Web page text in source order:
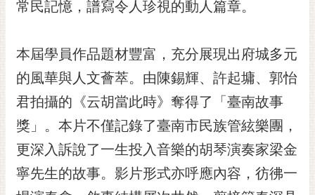
訂
子
報
市
民
信
箱
English
常民記憶，譜寫令人珍視的動人篇章。
本屆學員作品題材豐富，充分展現出府城多元
的風華與人文薈萃。由陳錫輝、許起墉、郭怡
君拍攝的《云胡當此時》奪得了「臺南故事
獎」。本片不僅記錄了臺南市民族管絃樂團，
更深入訴說了一生投入音樂的胡琴演奏家梁金
寧先生的故事。影片形式亦呼應內容，彷彿一